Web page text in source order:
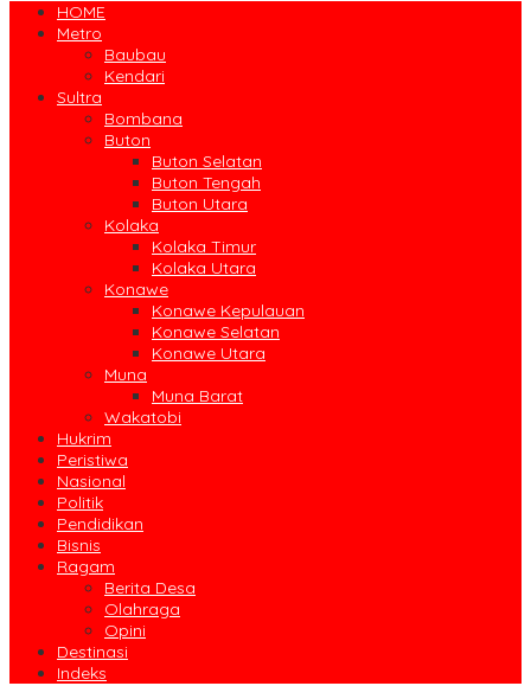
HOME
Metro
Baubau
Kendari
Sultra
Bombana
Buton
Buton Selatan
Buton Tengah
Buton Utara
Kolaka
Kolaka Timur
Kolaka Utara
Konawe
Konawe Kepulauan
Konawe Selatan
Konawe Utara
Muna
Muna Barat
Wakatobi
Hukrim
Peristiwa
Nasional
Politik
Pendidikan
Bisnis
Ragam
Berita Desa
Olahraga
Opini
Destinasi
Indeks